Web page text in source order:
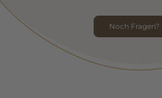
Noch Fragen?